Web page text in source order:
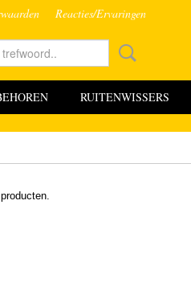
Reacties/Ervaringen
RUITENWISSERS